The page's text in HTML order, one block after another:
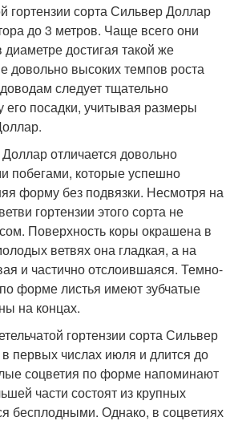
гортензии сорта Сильвер Доллар
до 3 метров. Чаще всего они
достигая такой же
довольно высоких темпов роста
следует тщательно
его посадки, учитывая размеры
отличается довольно
побегами, которые успешно
форму без подвязки. Несмотря на
гортензии этого сорта не
Поверхность коры окрашена в
ветвях она гладкая, а на
и частично отслоившаяся. Темно-
форме листья имеют зубчатые
на концах.
гортензии сорта Сильвер
первых числах июля и длится до
соцветия по форме напоминают
части состоят из крупных
бесплодными. Однако, в соцветиях